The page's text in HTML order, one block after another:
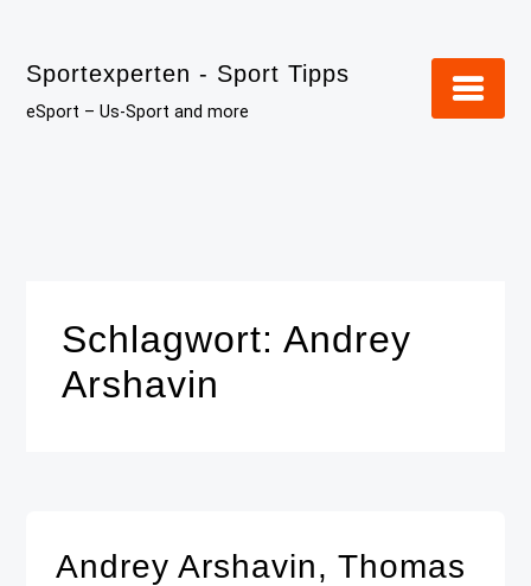
content
Sportexperten - Sport Tipps
eSport – Us-Sport and more
Schlagwort:Andrey
Arshavin
Andrey Arshavin, Thomas